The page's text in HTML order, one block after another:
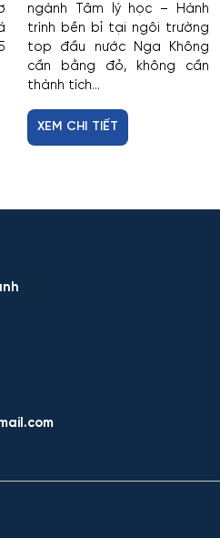
ngành Tâm lý học – Hành
trình bền bỉ tại ngôi trường
top đầu nước Nga Không
cần bằng đỏ, không cần
thành tích...
XEM CHI TIẾT